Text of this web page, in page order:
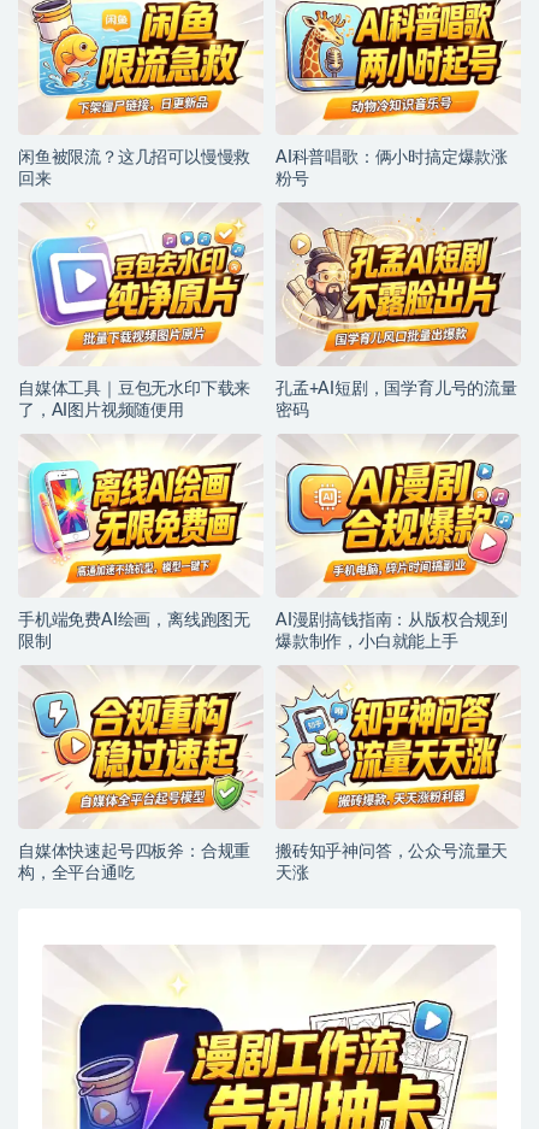
闲鱼被限流？这几招可以慢慢救
回来
AI科普唱歌：俩小时搞定爆款涨
粉号
自媒体工具｜豆包无水印下载来
了，AI图片视频随便用
孔孟+AI短剧，国学育儿号的流量
密码
手机端免费AI绘画，离线跑图无
限制
AI漫剧搞钱指南：从版权合规到
爆款制作，小白就能上手
自媒体快速起号四板斧：合规重
构，全平台通吃
搬砖知乎神问答，公众号流量天
天涨